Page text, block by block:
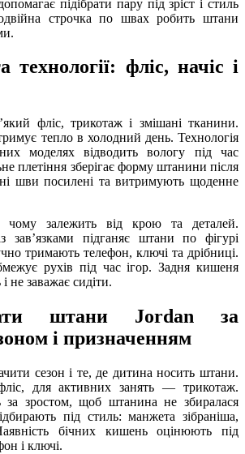
підібрати пару під зріст і стиль
строчка по швах робить штани
технології: фліс, начіс і
фліс, трикотаж і змішані тканини.
тепло в холодний день. Технологія
моделях відводить вологу під час
плетіння зберігає форму штанини після
шви посилені та витримують щоденне
залежить від крою та деталей.
завʼязками підганяє штани по фігурі
тримають телефон, ключі та дрібниці.
рухів під час ігор. Задня кишеня
не заважає сидіти.
штани Jordan за
і призначенням
сезон і те, де дитина носить штани.
для активних занять — трикотаж.
зростом, щоб штанина не збиралася
під стиль: манжета зібраніша,
бічних кишень оцінюють під
і ключі.